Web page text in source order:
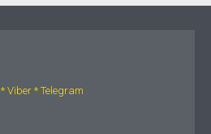
* Telegram